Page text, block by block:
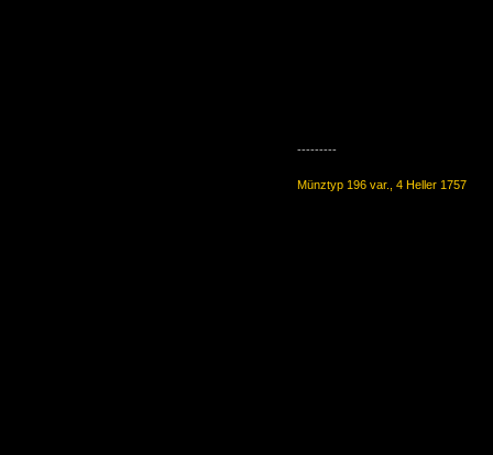
---------
Münztyp 196 var., 4 Heller 1757